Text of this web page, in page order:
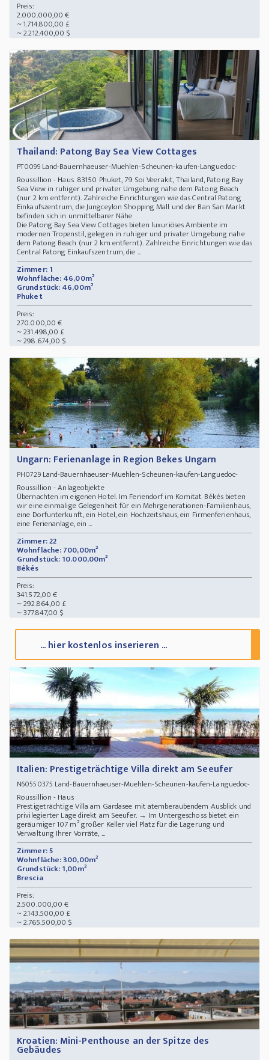
Preis:
2.000.000,00 €
~ 1.714.800,00 £
~ 2.212.400,00 $
Thailand: Patong Bay Sea View Cottages
PT0099Land-Bauernhaeuser-Muehlen-Scheunen-kaufen-Languedoc-
Roussillion - Haus 83150 Phuket, 79 Soi Veerakit, Thailand, Patong Bay
Sea View in ruhiger und privater Umgebung nahe dem Patong Beach
(nur 2 km entfernt). Zahlreiche Einrichtungen wie das Central Patong
Einkaufszentrum, die Jungceylon Shopping Mall und der Ban San Markt
befinden sich in unmittelbarer Nähe
Die Patong Bay Sea View Cottages bieten luxuriöses Ambiente im
modernen Tropenstil, gelegen in ruhiger und privater Umgebung nahe
dem Patong Beach (nur 2 km entfernt). Zahlreiche Einrichtungen wie das
Central Patong Einkaufszentrum, die ...
Zimmer: 1
Wohnfläche: 46,00m²
Grundstück: 46,00m²
Phuket
Preis:
270.000,00 €
~ 231.498,00 £
~ 298.674,00 $
Ungarn: Ferienanlage in Region Bekes Ungarn
PH0729Land-Bauernhaeuser-Muehlen-Scheunen-kaufen-Languedoc-
Roussillion - Anlageobjekte
Übernachten im eigenen Hotel. Im Feriendorf im Komitat Békés bieten
wir eine einmalige Gelegenheit für ein Mehrgenerationen-Familienhaus,
eine Dorfunterkunft, ein Hotel, ein Hochzeitshaus, ein Firmenferienhaus,
eine Ferienanlage, ein ...
Zimmer: 22
Wohnfläche: 700,00m²
Grundstück: 10.000,00m²
Békés
Preis:
341.572,00 €
~ 292.864,00 £
~ 377.847,00 $
... hier kostenlos inserieren ...
Italien: Prestigeträchtige Villa direkt am Seeufer
N60550375 Land-Bauernhaeuser-Muehlen-Scheunen-kaufen-Languedoc-
Roussillion - Haus
Prestigeträchtige Villa am Gardasee mit atemberaubendem Ausblick und
privilegierter Lage direkt am Seeufer. → Im Untergeschoss bietet ein
geräumiger 107 m² großer Keller viel Platz für die Lagerung und
Verwaltung Ihrer Vorräte, ...
Zimmer: 5
Wohnfläche: 300,00m²
Grundstück: 1,00m²
Brescia
Preis:
2.500.000,00 €
~ 2.143.500,00 £
~ 2.765.500,00 $
Kroatien: Mini-Penthouse an der Spitze des
Gebäudes